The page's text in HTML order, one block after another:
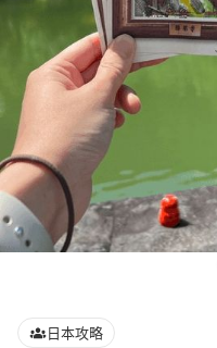
日本攻略